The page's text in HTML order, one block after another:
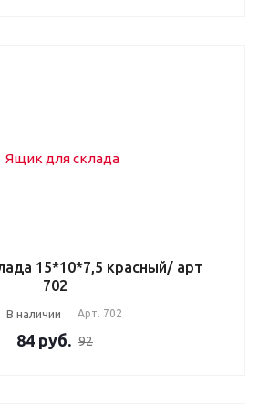
15*10*7,5 красный/ арт
702
В наличии Арт. 702
84 руб. 92